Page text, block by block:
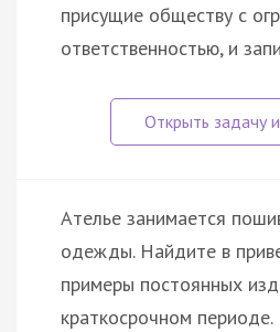
присущие обществу с
ответственностью, и
Ателье занимается
одежды. Найдите в
примеры постоянных
краткосрочном периоде.